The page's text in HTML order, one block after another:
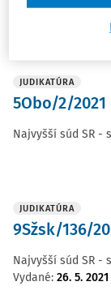
Vydané:26. 5. 2021
JUDIKATÚRA
5Obo/2/
Najvyšší súd SR -
JUDIKATÚRA
9Sžsk/136/
Najvyšší súd SR -
Vydané: 26. 5. 2021